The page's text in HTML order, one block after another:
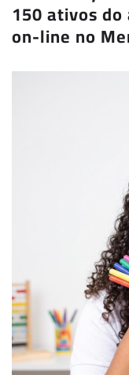
150 ativos
on-line no